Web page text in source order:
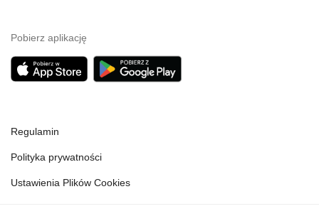
Pobierz aplikację
Regulamin
Polityka prywatności
Ustawienia Plików Cookies